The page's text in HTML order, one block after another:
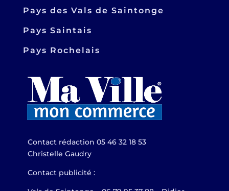
Pays des Vals de Saintonge
Pays Saintais
Pays Rochelais
Contact rédaction 05 46 32 18 53
Christelle Gaudry
Contact publicité :